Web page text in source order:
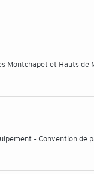
Montchapet et Hauts de
- Convention